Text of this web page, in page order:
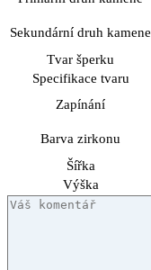
Sekundární druh kamene
Tvar šperku
Specifikace tvaru
Zapínání
Barva zirkonu
Šířka
Výška